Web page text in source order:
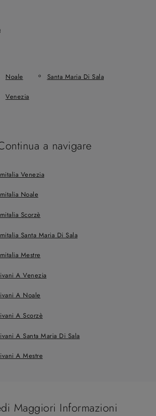
Noale Santa Maria Di Sala
Venezia
a navigare
Venezia
Noale
Scorzè
Santa Maria Di Sala
Mestre
A Venezia
A Noale
A Scorzè
A Santa Maria Di Sala
A Mestre
Maggiori Informazioni